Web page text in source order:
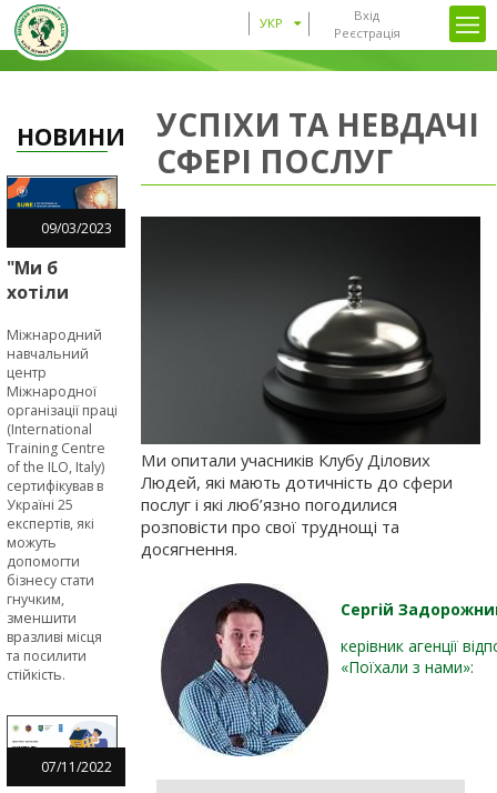
Вхід
Реєстрація
УКР
НОВИНИ
09/03/2023
"Ми б
хотіли
SURE-
навчання
раніше", -
підприємці
в межах
EU4Business
Міжнародний
навчальний
центр
Міжнародної
організації праці
(International
Training Centre
of the ILO, Italy)
сертифікував в
Україні 25
експертів, які
можуть
допомогти
бізнесу стати
гнучким,
зменшити
вразливі місця
та посилити
стійкість.
07/11/2022
УСПІХИ ТА НЕВДАЧІ
СФЕРІ ПОСЛУГ
Ми опитали учасників Клубу Ділових
Людей, які мають дотичність до сфери
послуг і які люб’язно погодилися
розповісти про свої труднощі та
досягнення.
Сергій
керівник агенції
«Поїхали з нами»: